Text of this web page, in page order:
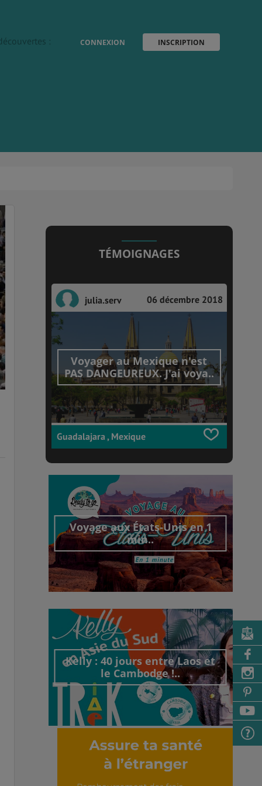
CONNEXION INSCRIPTION
:
TÉMOIGNAGES
julia.serv 06 décembre 2018
Voyager au Mexique n'est
PAS DANGEUREUX. J'ai voya..
Guadalajara , Mexique
Voyage aux États-Unis en 1
min..
Découvrir cet interview
Kelly : 40 jours entre Laos et
le Cambodge !..